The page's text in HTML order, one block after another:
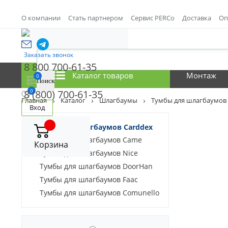
О компании Стать партнером Сервис PERCo Доставка
Заказать звонок
8 800 700-61-35
8 (800) 700-61-35
0
0
Вход
Корзина
Каталог товаров Монтаж
Главная Каталог Шлагбаумы Тумбы для шлагбаумов
Тумбы для шлагбаумов Carddex
Тумбы для шлагбаумов Came
Тумбы для шлагбаумов Nice
Тумбы для шлагбаумов DoorHan
Тумбы для шлагбаумов Faac
Тумбы для шлагбаумов Comunello